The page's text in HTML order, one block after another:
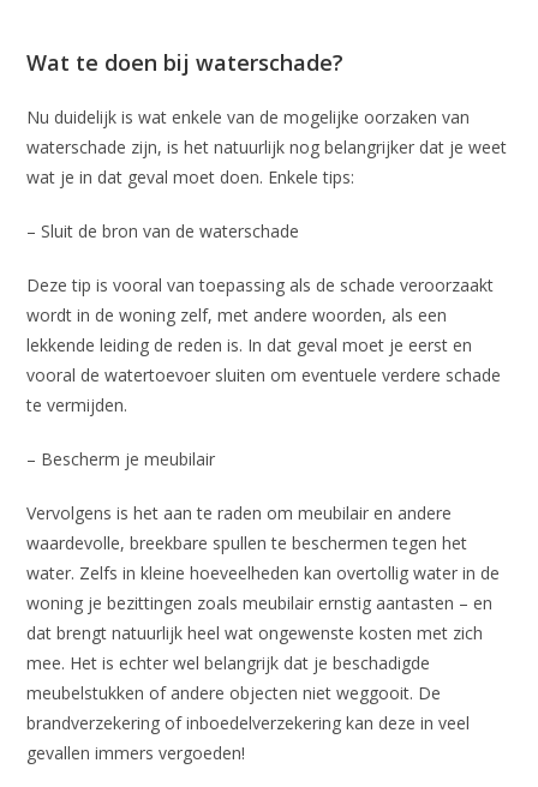
Wat te doen bij waterschade?
Nu duidelijk is wat enkele van de mogelijke oorzaken van
waterschade zijn, is het natuurlijk nog belangrijker dat je weet
wat je in dat geval moet doen. Enkele tips:
– Sluit de bron van de waterschade
Deze tip is vooral van toepassing als de schade veroorzaakt
wordt in de woning zelf, met andere woorden, als een
lekkende leiding de reden is. In dat geval moet je eerst en
vooral de watertoevoer sluiten om eventuele verdere schade
te vermijden.
– Bescherm je meubilair
Vervolgens is het aan te raden om meubilair en andere
waardevolle, breekbare spullen te beschermen tegen het
water. Zelfs in kleine hoeveelheden kan overtollig water in de
woning je bezittingen zoals meubilair ernstig aantasten – en
dat brengt natuurlijk heel wat ongewenste kosten met zich
mee. Het is echter wel belangrijk dat je beschadigde
meubelstukken of andere objecten niet weggooit. De
brandverzekering of inboedelverzekering kan deze in veel
gevallen immers vergoeden!